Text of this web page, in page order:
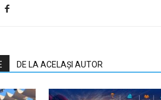
DE LA ACELAȘI AUTOR